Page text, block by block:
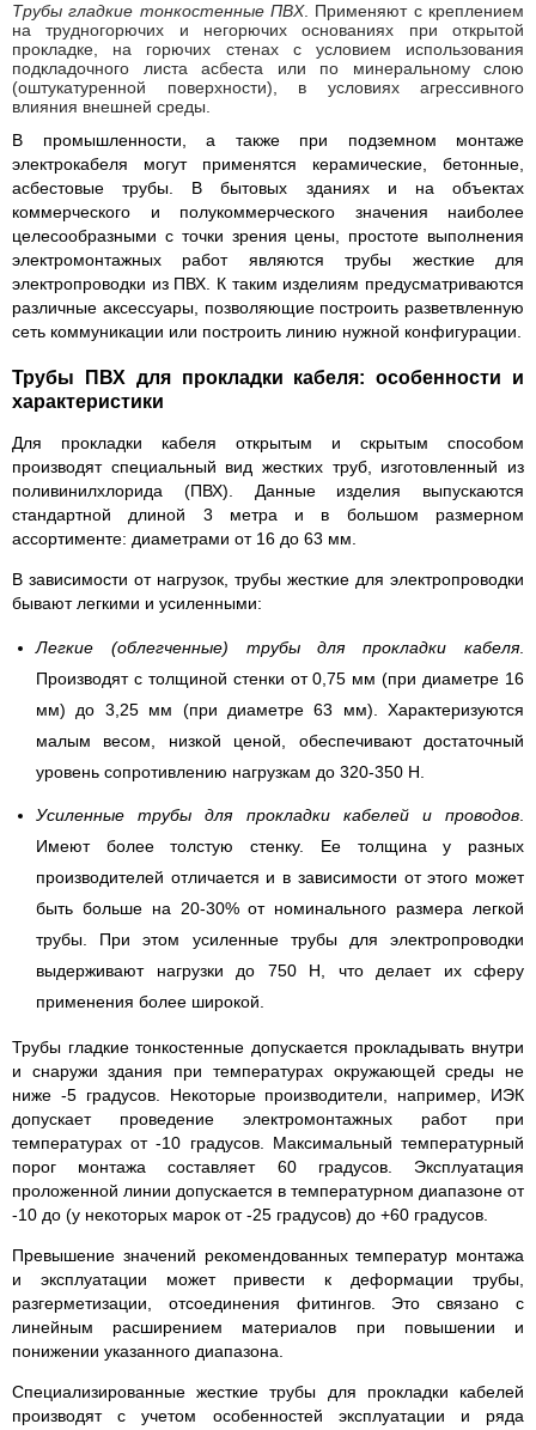
Трубы гладкие тонкостенные ПВХ. Применяют с креплением
на трудногорючих и негорючих основаниях при открытой
прокладке, на горючих стенах с условием использования
подкладочного листа асбеста или по минеральному слою
(оштукатуренной поверхности), в условиях агрессивного
влияния внешней среды.
В промышленности, а также при подземном монтаже
электрокабеля могут применятся керамические, бетонные,
асбестовые трубы. В бытовых зданиях и на объектах
коммерческого и полукоммерческого значения наиболее
целесообразными с точки зрения цены, простоте выполнения
электромонтажных работ являются трубы жесткие для
электропроводки из ПВХ. К таким изделиям предусматриваются
различные аксессуары, позволяющие построить разветвленную
сеть коммуникации или построить линию нужной конфигурации.
Трубы ПВХ для прокладки кабеля: особенности и
характеристики
Для прокладки кабеля открытым и скрытым способом
производят специальный вид жестких труб, изготовленный из
поливинилхлорида (ПВХ). Данные изделия выпускаются
стандартной длиной 3 метра и в большом размерном
ассортименте: диаметрами от 16 до 63 мм.
В зависимости от нагрузок, трубы жесткие для электропроводки
бывают легкими и усиленными:
Легкие (облегченные) трубы для прокладки кабеля.
Производят с толщиной стенки от 0,75 мм (при диаметре 16
мм) до 3,25 мм (при диаметре 63 мм). Характеризуются
малым весом, низкой ценой, обеспечивают достаточный
уровень сопротивлению нагрузкам до 320-350 Н.
Усиленные трубы для прокладки кабелей и проводов
Имеют более толстую стенку. Ее толщина у разных
производителей отличается и в зависимости от этого может
быть больше на 20-30% от номинального размера легкой
трубы. При этом усиленные трубы для электропроводки
выдерживают нагрузки до 750 Н, что делает их сферу
применения более широкой.
Трубы гладкие тонкостенные допускается прокладывать внутри
и снаружи здания при температурах окружающей среды не
ниже -5 градусов. Некоторые производители, например, ИЭК
допускает проведение электромонтажных работ при
температурах от -10 градусов. Максимальный температурный
порог монтажа составляет 60 градусов. Эксплуатация
проложенной линии допускается в температурном диапазоне от
-10 до (у некоторых марок от -25 градусов) до +60 градусов.
Превышение значений рекомендованных температур монтажа
и эксплуатации может привести к деформации трубы,
разгерметизации, отсоединения фитингов. Это связано с
линейным расширением материалов при повышении и
понижении указанного диапазона.
Специализированные жесткие трубы для прокладки кабелей
производят с учетом особенностей эксплуатации и ряда